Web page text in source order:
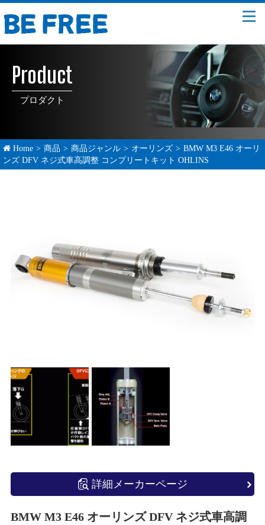
Product
プロダクト
Home > 商品 > 商品ジャンル > オーリンズ > BMW M3 E46 オーリ
ンズ DFV ネジ式車高調整 コンプリートキット OHLINS
詳細メーカーページ
BMW M3 E46 オーリンズ DFV ネジ式車高調